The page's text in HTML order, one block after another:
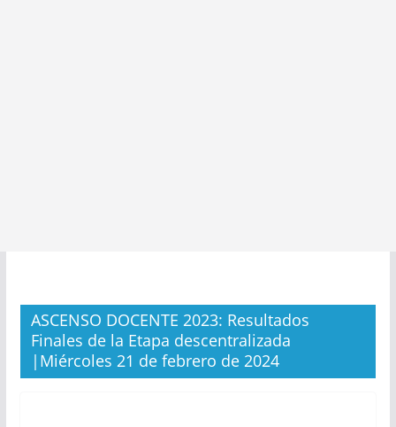
ASCENSO DOCENTE 2023: Resultados
Finales de la Etapa descentralizada
|Miércoles 21 de febrero de 2024